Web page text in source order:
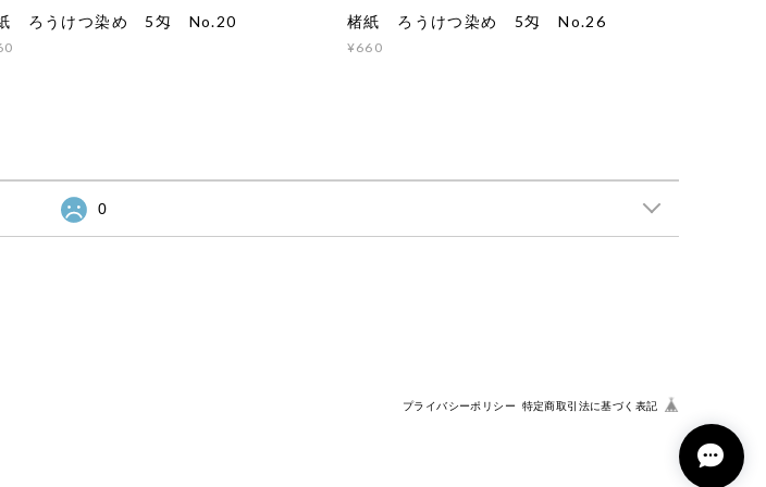
ろうけつ染め 5匁 No.20 楮紙 ろうけつ染め 5匁 No.26
¥660
0
プライバシーポリシー 特定商取引法に基づく表記